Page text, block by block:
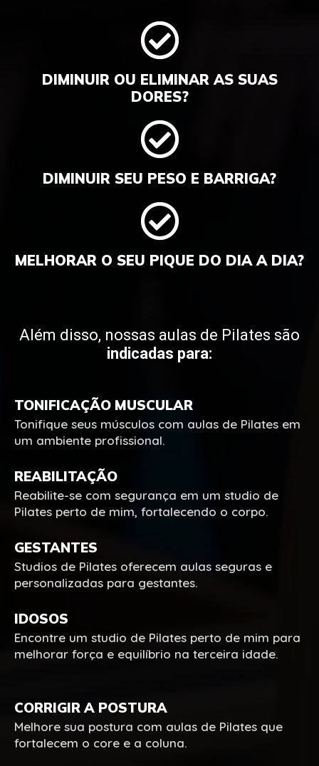
DIMINUIR OU ELIMINAR AS SUAS
DORES?
DIMINUIR SEU PESO E BARRIGA?
MELHORAR O SEU PIQUE DO DIA A DIA?
Além disso, nossas aulas de Pilates são
indicadas para:
TONIFICAÇÃO MUSCULAR
Tonifique seus músculos com aulas de Pilates em
um ambiente profissional.
REABILITAÇÃO
Reabilite-se com segurança em um studio de
Pilates perto de mim, fortalecendo o corpo.
GESTANTES
Studios de Pilates oferecem aulas seguras e
personalizadas para gestantes.
IDOSOS
Encontre um studio de Pilates perto de mim para
melhorar força e equilíbrio na terceira idade.
CORRIGIR A POSTURA
Melhore sua postura com aulas de Pilates que
fortalecem o core e a coluna.